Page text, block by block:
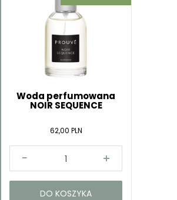
Woda perfumowana
NOIR SEQUENCE
62,00 PLN
DO KOSZYKA